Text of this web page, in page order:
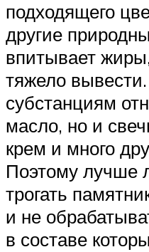
подходящего
другие
впитывает
тяжело
субстанциям
масло, но и
крем и много
Поэтому лучше
трогать
и не
в составе